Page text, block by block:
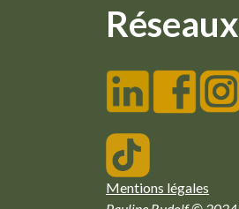
Réseaux
Mentions légales